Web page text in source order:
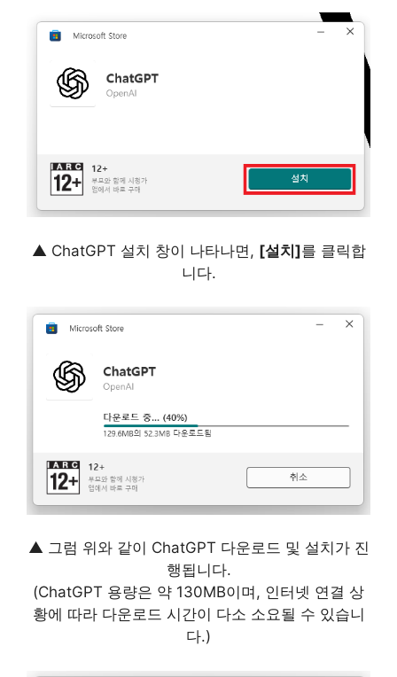
▲ ChatGPT 설치 창이 나타나면, [설치]를 클릭합
니다.
▲ 그럼 위와 같이 ChatGPT 다운로드 및 설치가 진
행됩니다.
(ChatGPT 용량은 약 130MB이며, 인터넷 연결 상
황에 따라 다운로드 시간이 다소 소요될 수 있습니
다.)